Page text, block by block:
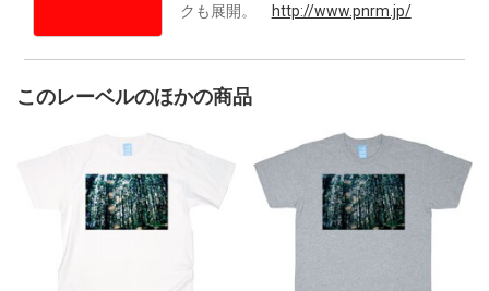
クも展開。
http://www.pnrm.jp/
このレーベルのほかの商品